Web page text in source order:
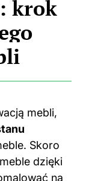
krok
mebli,
Skoro
dzięki
na